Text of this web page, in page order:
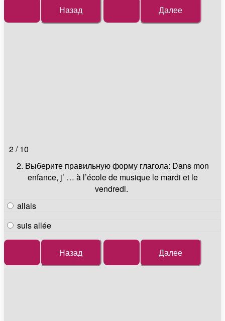
2 / 10
2. Выберите правильную форму глагола: Dans mon
enfance, j’ … à l’école de musique le mardi et le
vendredi.
allais
suis allée